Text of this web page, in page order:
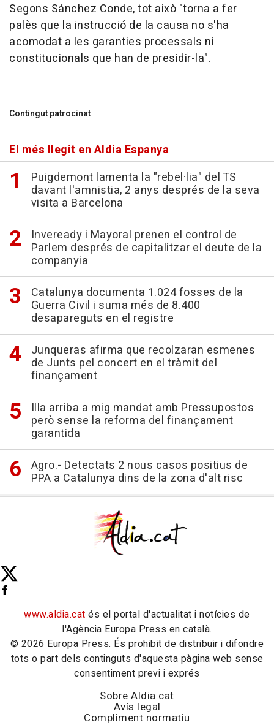
Segons Sánchez Conde, tot això "torna a fer
palès que la instrucció de la causa no s'ha
acomodat a les garanties processals ni
constitucionals que han de presidir-la".
Contingut patrocinat
El més llegit en Aldia Espanya
Puigdemont lamenta la "rebel·lia" del TS
davant l'amnistia, 2 anys després de la seva
visita a Barcelona
Inveready i Mayoral prenen el control de
Parlem després de capitalitzar el deute de la
companyia
Catalunya documenta 1.024 fosses de la
Guerra Civil i suma més de 8.400
desapareguts en el registre
Junqueras afirma que recolzaran esmenes
de Junts pel concert en el tràmit del
finançament
Illa arriba a mig mandat amb Pressupostos
però sense la reforma del finançament
garantida
Agro.- Detectats 2 nous casos positius de
PPA a Catalunya dins de la zona d'alt risc
www.aldia.cat és el portal d'actualitat i notícies de
l'Agència Europa Press en català.
© 2026 Europa Press. És prohibit de distribuir i difondre
tots o part dels continguts d'aquesta pàgina web sense
consentiment previ i exprés
Sobre Aldia.cat
Avís legal
Compliment normatiu